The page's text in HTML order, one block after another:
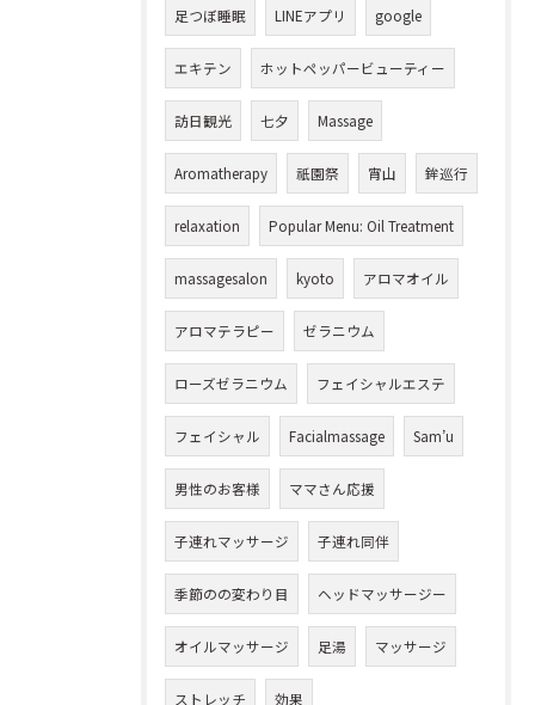
足つぼ睡眠 LINEアプリ google
エキテン ホットペッパービューティー
訪日観光 七夕 Massage
Aromatherapy 祇園祭 宵山 鉾巡行
relaxation Popular Menu: Oil Treatment
massagesalon kyoto アロマオイル
アロマテラピー ゼラニウム
ローズゼラニウム フェイシャルエステ
フェイシャル Facialmassage Sam’u
男性のお客様 ママさん応援
子連れマッサージ 子連れ同伴
季節のの変わり目 ヘッドマッサージー
オイルマッサージ 足湯 マッサージ
ストレッチ 効果